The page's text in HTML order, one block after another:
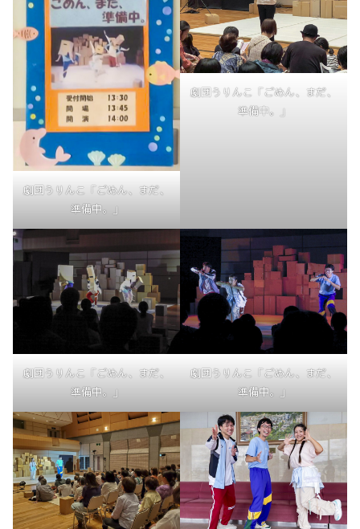
劇団うりんこ「ごめん、まだ、
準備中。」
劇団うりんこ「ごめん、まだ、
準備中。」
劇団うりんこ「ごめん、まだ、
準備中。」
劇団うりんこ「ごめん、まだ、
準備中。」